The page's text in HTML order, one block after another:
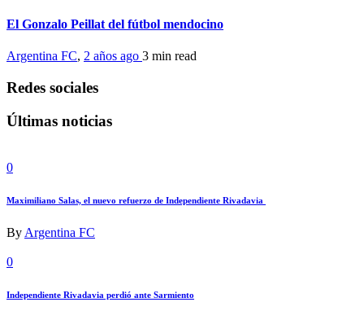
El Gonzalo Peillat del fútbol mendocino
Argentina FC, 2 años ago 3 min read
Redes sociales
Últimas noticias
0
Maximiliano Salas, el nuevo refuerzo de Independiente Rivadavia
By Argentina FC
0
Independiente Rivadavia perdió ante Sarmiento